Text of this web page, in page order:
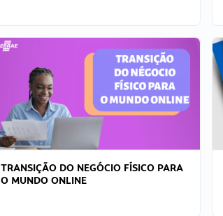
TRANSIÇÃO DO NEGÓCIO FÍSICO PARA
O MUNDO ONLINE